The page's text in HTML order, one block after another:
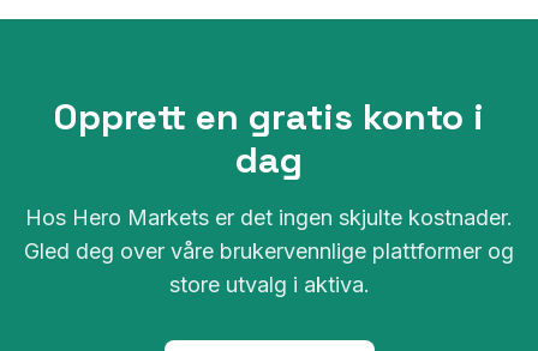
Opprett en gratis konto i
dag
Hos Hero Markets er det ingen skjulte kostnader.
Gled deg over våre brukervennlige plattformer og
store utvalg i aktiva.